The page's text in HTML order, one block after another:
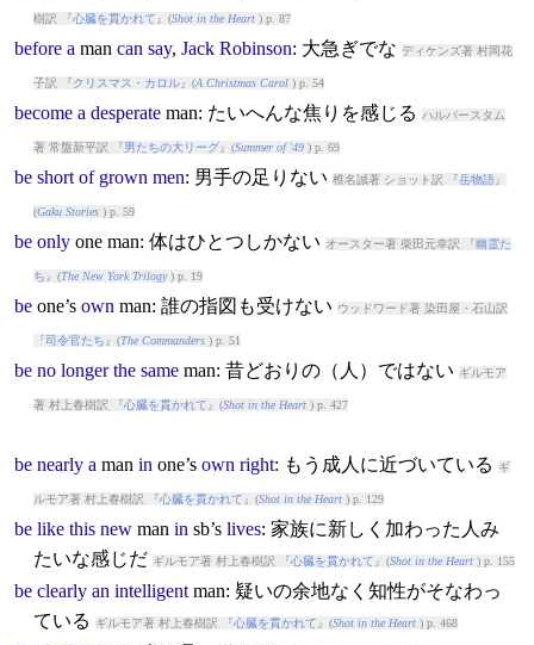
樹訳 『心臓を貫かれて 』(Shot in the Heart) p. 87
before a man can say, Jack Robinson: 大急ぎでな ディケンズ著 村岡花
子訳 『クリスマス・カロル』(A Christmas Carol) p. 54
become a desperate man: たいへんな焦りを感じる ハルバースタム
著 常盤新平訳 『男たちの大リーグ』(Summer of '49) p. 69
be short of grown men: 男手の足りない 椎名誠著 ショット訳 『岳物語』
(Gaku Stories) p. 59
be onlyone man: 体はひとつしかない オースター著 柴田元幸訳 『幽霊た
ち 』(The New York Trilogy) p. 19
beone’s own man: 誰の指図も受けない ウッドワード著 染田屋・石山訳
『司令官たち 』(The Commanders) p. 51
be no longer the same man: 昔どおりの（人）ではない ギルモア
著 村上春樹訳 『心臓を貫かれて 』(Shot in the Heart) p. 427
be nearly a man in one’s own right: もう成人に近づいている ギ
ルモア著 村上春樹訳 『心臓を貫かれて 』(Shot in the Heart) p. 129
be like this new man in sb’s lives: 家族に新しく加わった人み
たいな感じだ ギルモア著 村上春樹訳 『心臓を貫かれて 』(Shot in the Heart) p. 155
be clearly an intelligent man: 疑いの余地なく知性がそなわっ
ている
ギルモア著 村上春樹訳 『心臓を貫かれて 』(Shot in the Heart) p. 468